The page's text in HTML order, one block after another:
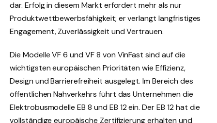
dar. Erfolg in diesem Markt erfordert mehr als nur
Produktwettbewerbsfähigkeit; er verlangt langfristiges
Engagement, Zuverlässigkeit und Vertrauen.
Die Modelle VF 6 und VF 8 von VinFast sind auf die
wichtigsten europäischen Prioritäten wie Effizienz,
Design und Barrierefreiheit ausgelegt. Im Bereich des
öffentlichen Nahverkehrs führt das Unternehmen die
Elektrobusmodelle EB 8 und EB 12 ein. Der EB 12 hat die
vollständige europäische Zertifizierung erhalten und